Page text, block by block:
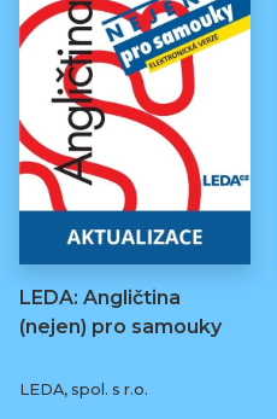
LEDA: Angličtina
(nejen) pro samouky
LEDA, spol. s r.o.